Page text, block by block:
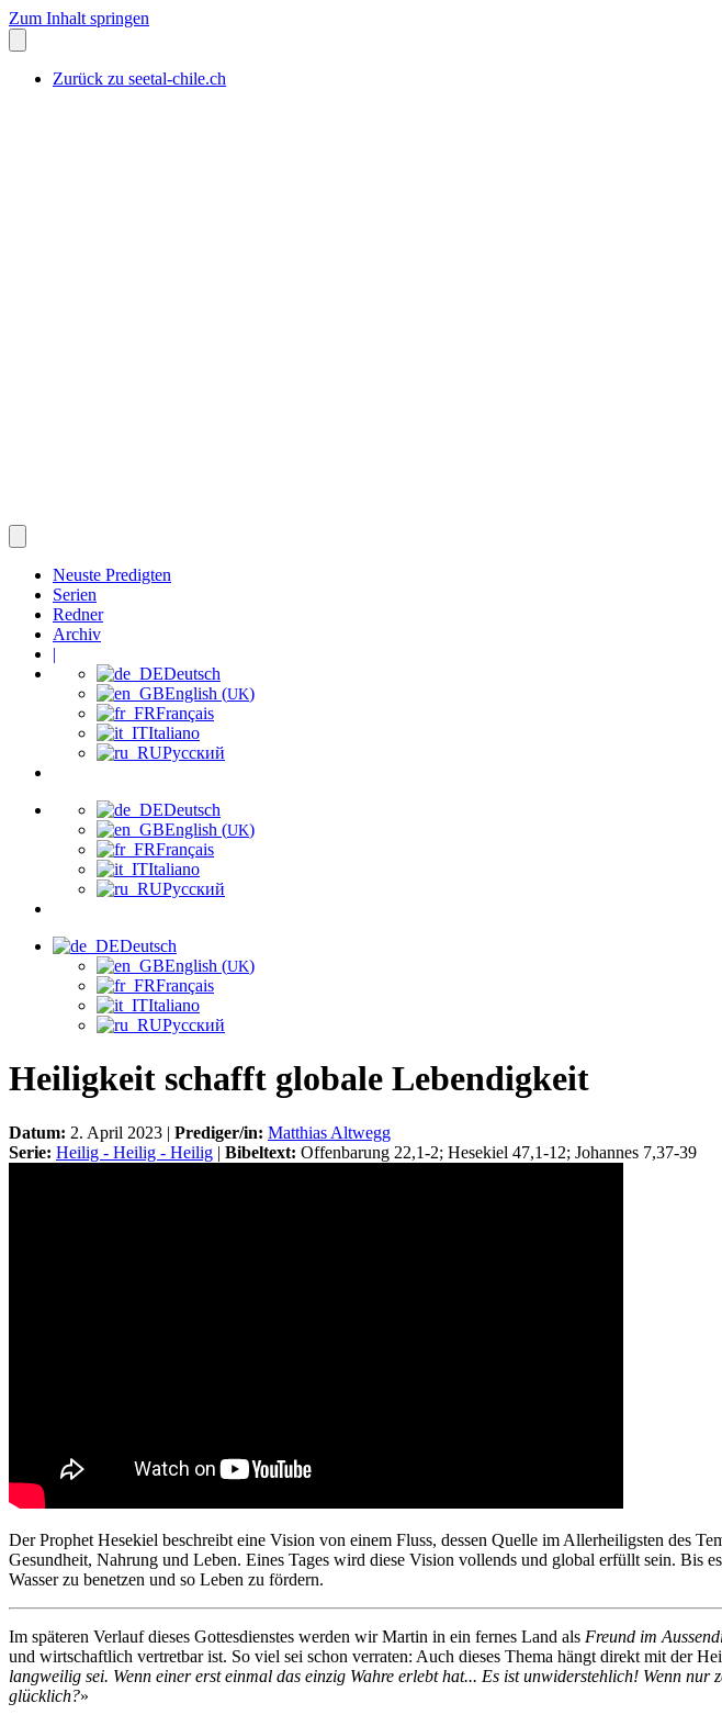
Zum Inhalt springen
Zurück zu seetal-chile.ch
Neuste Predigten
Serien
Redner
Archiv
|
Deutsch
English (UK)
Français
Italiano
Русский
Deutsch
English (UK)
Français
Italiano
Русский
Deutsch
English (UK)
Français
Italiano
Русский
Heiligkeit schafft globale Lebendigkeit
Datum: 2. April 2023 | Prediger/in: Matthias Altwegg
Serie: Heilig - Heilig - Heilig | Bibeltext: Offenbarung 22,1-2; Hesekiel 47,1-12; Johannes 7,37-39
Der Prophet Hesekiel beschreibt eine Vision von einem Fluss, dessen Quelle im Allerheiligsten des
Gesundheit, Nahrung und Leben. Eines Tages wird diese Vision vollends und global erfüllt sein. Bis
Wasser zu benetzen und so Leben zu fördern.
Im späteren Verlauf dieses Gottesdienstes werden wir Martin in ein fernes Land als Freund im
und wirtschaftlich vertretbar ist. So viel sei schon verraten: Auch dieses Thema hängt direkt mit der
langweilig sei. Wenn einer erst einmal das einzig Wahre erlebt hat... Es ist unwiderstehlich! Wenn
glücklich?»